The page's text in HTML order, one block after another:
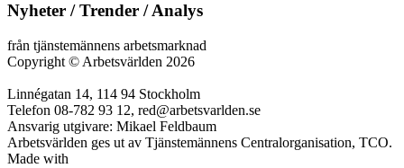
Nyheter / Trender / Analys
från tjänstemännens arbetsmarknad
Copyright © Arbetsvärlden 2026
Linnégatan 14, 114 94 Stockholm
Telefon 08-782 93 12, red@arbetsvarlden.se
Ansvarig utgivare: Mikael Feldbaum
Arbetsvärlden ges ut av Tjänstemännens Centralorganisation, TCO.
Made with